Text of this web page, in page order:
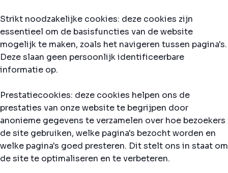
Strikt noodzakelijke cookies: deze cookies zijn
essentieel om de basisfuncties van de website
mogelijk te maken, zoals het navigeren tussen pagina's.
Deze slaan geen persoonlijk identificeerbare
informatie op.
Prestatiecookies: deze cookies helpen ons de
prestaties van onze website te begrijpen door
anonieme gegevens te verzamelen over hoe bezoekers
de site gebruiken, welke pagina's bezocht worden en
welke pagina's goed presteren. Dit stelt ons in staat om
de site te optimaliseren en te verbeteren.